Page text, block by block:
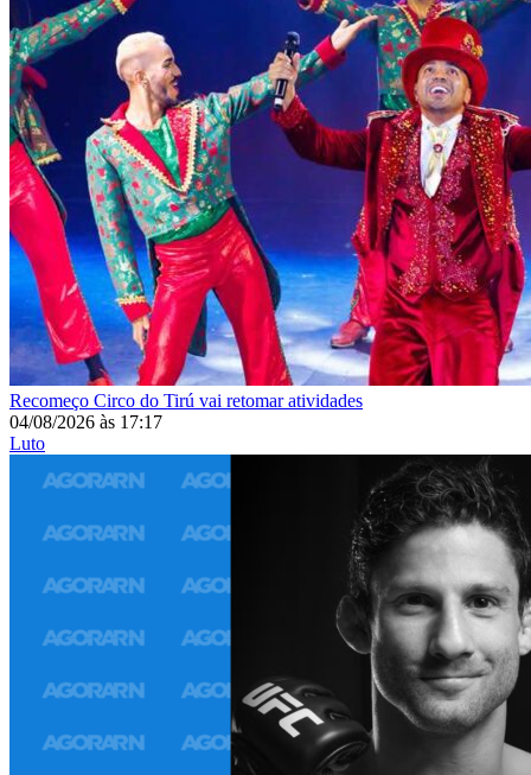
Recomeço Circo do Tirú vai retomar atividades
04/08/2026 às 17:17
Luto